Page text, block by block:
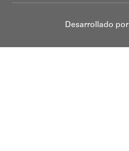
Desarrollado por